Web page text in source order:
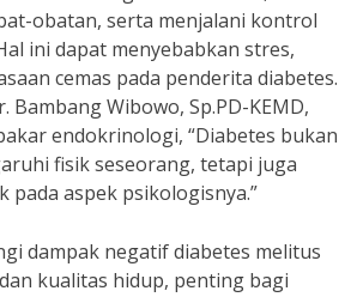
obatan, serta menjalani kontrol
ini dapat menyebabkan stres,
cemas pada penderita diabetes.
Bambang Wibowo, Sp.PD-KEMD,
endokrinologi, “Diabetes bukan
fisik seseorang, tetapi juga
pada aspek psikologisnya.”
dampak negatif diabetes melitus
kualitas hidup, penting bagi